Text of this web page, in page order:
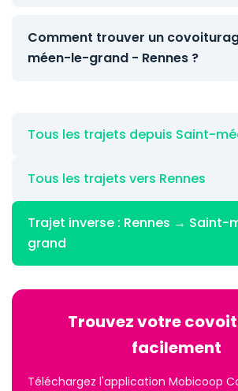
Comment trouver un
méen-le-grand - Rennes ?
Tous les trajets depuis Saint-
Tous les trajets vers Rennes
Trajet inverse : Rennes → Saint-
grand
Trouvez votre
facilement
Téléchargez l'application Mobicoop